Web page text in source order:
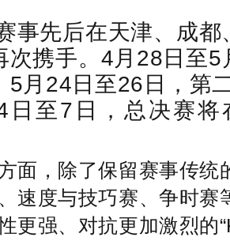
事先后在天津、成
次携手。4月28日至
5月24日至26日，第
日至7日，总决赛
面，除了保留赛事传统
速度与技巧赛、争时赛
更强、对抗更加激烈的